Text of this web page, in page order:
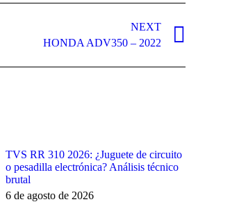
NEXT
HONDA ADV350 – 2022
TVS RR 310 2026: ¿Juguete de circuito
o pesadilla electrónica? Análisis técnico
brutal
6 de agosto de 2026